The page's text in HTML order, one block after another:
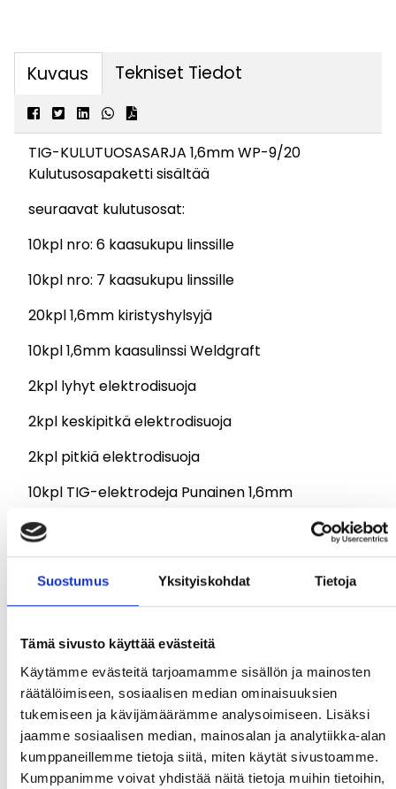
Suostumus Yksityiskohdat Tietoja
Tämä sivusto käyttää evästeitä
Käytämme evästeitä tarjoamamme sisällön ja mainosten
räätälöimiseen, sosiaalisen median ominaisuuksien
tukemiseen ja kävijämäärämme analysoimiseen. Lisäksi
jaamme sosiaalisen median, mainosalan ja analytiikka-alan
kumppaneillemme tietoja siitä, miten käytät sivustoamme.
Kumppanimme voivat yhdistää näitä tietoja muihin tietoihin,
Kuvaus Tekniset Tiedot
TIG-KULUTUOSASARJA 1,6mm WP-9/20
Kulutusosapaketti sisältää
seuraavat kulutusosat:
10kpl nro: 6 kaasukupu linssille
10kpl nro: 7 kaasukupu linssille
20kpl 1,6mm kiristyshylsyjä
10kpl 1,6mm kaasulinssi Weldgraft
2kpl lyhyt elektrodisuoja
2kpl keskipitkä elektrodisuoja
2kpl pitkiä elektrodisuoja
10kpl TIG-elektrodeja Punainen 1,6mm
5kpl Tefloneriste kaulaan